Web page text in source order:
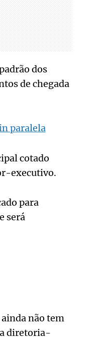
dos
de chegada
paralela
cotado
executivo.
para
será
não tem
diretoria-